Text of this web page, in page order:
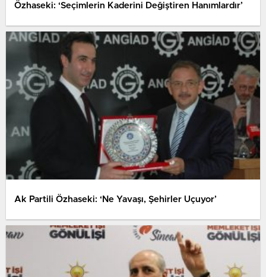
Özhaseki: ‘Seçimlerin Kaderini Değiştiren Hanımlardır’
Ak Partili Özhaseki: ‘Ne Yavaşı, Şehirler Uçuyor’